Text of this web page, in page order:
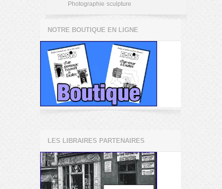
Photographie sculpture
NOTRE BOUTIQUE EN LIGNE
LES LIBRAIRES PARTENAIRES